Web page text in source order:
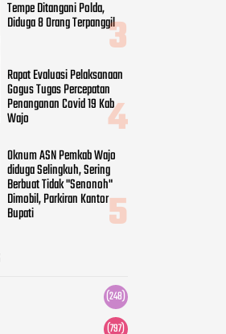
Oknum ASN Pemkab Wajo
diduga Selingkuh, Sering
Berbuat Tidak "Senonoh"
Bupati
(248)
(797)
(41)
(266)
(47)